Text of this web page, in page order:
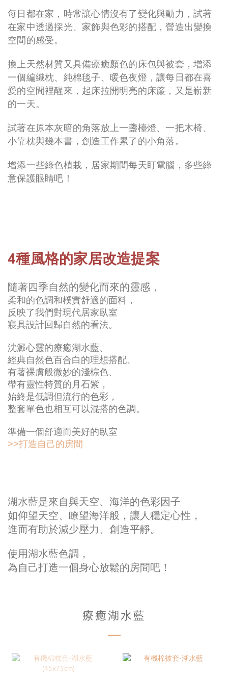
每日都在家，時常讓心情沒有了變化與動力，試著
在家中透過採光、家飾與色彩的搭配，營造出變換
空間的感受。
換上天然材質又具備療癒顏色的床包與被套，增添
一個編織枕、純棉毯子、暖色夜燈，讓每日都在喜
愛的空間裡醒來，起床拉開明亮的床簾，又是嶄新
的一天。
試著在原本灰暗的角落放上一盞檯燈、一把木椅、
小靠枕與幾本書，創造工作累了的小角落。
增添一些綠色植栽，居家期間每天盯電腦，多些綠
意保護眼睛吧！
4種風格的家居改造提案
隨著四季自然的變化而來的靈感，
柔和的色調和樸實舒適的面料，
反映了我們對現代居家臥室
寢具設計回歸自然的看法。
沈澱心靈的療癒湖水藍、
經典自然色百合白的理想搭配、
有著裸膚般微妙的淺棕色、
帶有靈性特質的月石紫，
始終是低調但流行的色彩，
整套單色也相互可以混搭的色調。
準備一個舒適而美好的臥室
>>打造自己的房間
湖水藍是來自與天空、海洋的色彩因子
如仰望天空、瞭望海洋般，讓人穩定心性，
進而有助於減少壓力、創造平靜。
使用湖水藍色調，
為自己打造一個身心放鬆的房間吧！
療癒湖水藍